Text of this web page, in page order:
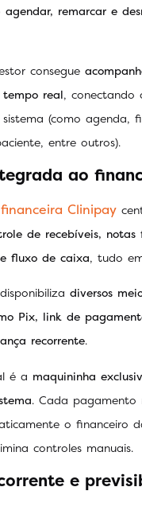
agendar, remarcar e
consegue
real, conectando
(como agenda,
entre outros).
ao
Clinipay
de recebíveis, notas
fluxo de caixa, tudo
diversos
Pix, link de
recorrente.
é a maquininha
. Cada pagamento
o financeiro
controles manuais.
e